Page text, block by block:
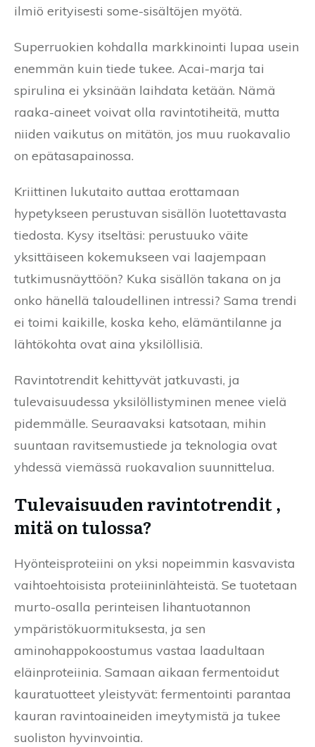
ilmiö erityisesti some-sisältöjen myötä.
Superruokien kohdalla markkinointi lupaa usein
enemmän kuin tiede tukee. Acai-marja tai
spirulina ei yksinään laihdata ketään. Nämä
raaka-aineet voivat olla ravintotiheitä, mutta
niiden vaikutus on mitätön, jos muu ruokavalio
on epätasapainossa.
Kriittinen lukutaito auttaa erottamaan
hypetykseen perustuvan sisällön luotettavasta
tiedosta. Kysy itseltäsi: perustuuko väite
yksittäiseen kokemukseen vai laajempaan
tutkimusnäyttöön? Kuka sisällön takana on ja
onko hänellä taloudellinen intressi? Sama trendi
ei toimi kaikille, koska keho, elämäntilanne ja
lähtökohta ovat aina yksilöllisiä.
Ravintotrendit kehittyvät jatkuvasti, ja
tulevaisuudessa yksilöllistyminen menee vielä
pidemmälle. Seuraavaksi katsotaan, mihin
suuntaan ravitsemustiede ja teknologia ovat
yhdessä viemässä ruokavalion suunnittelua.
Tulevaisuuden ravintotrendit ,
mitä on tulossa?
Hyönteisproteiini on yksi nopeimmin kasvavista
vaihtoehtoisista proteiininlähteistä. Se tuotetaan
murto-osalla perinteisen lihantuotannon
ympäristökuormituksesta, ja sen
aminohappokoostumus vastaa laadultaan
eläinproteiinia. Samaan aikaan fermentoidut
kauratuotteet yleistyvät: fermentointi parantaa
kauran ravintoaineiden imeytymistä ja tukee
suoliston hyvinvointia.